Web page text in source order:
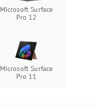
Microsoft Surface
Pro 12
Microsoft Surface
Pro 11